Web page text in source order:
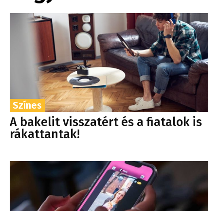
Színes
A bakelit visszatért és a fiatalok is
rákattantak!